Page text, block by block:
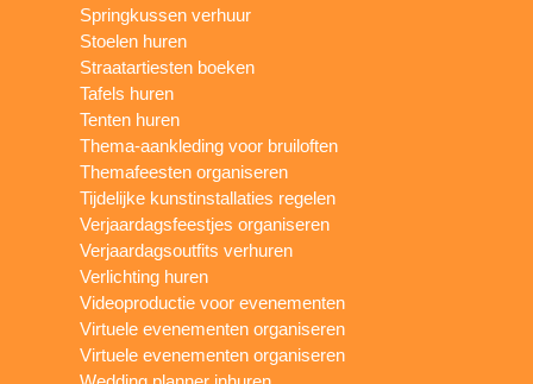
Springkussen verhuur
Stoelen huren
Straatartiesten boeken
Tafels huren
Tenten huren
Thema-aankleding voor bruiloften
Themafeesten organiseren
Tijdelijke kunstinstallaties regelen
Verjaardagsfeestjes organiseren
Verjaardagsoutfits verhuren
Verlichting huren
Videoproductie voor evenementen
Virtuele evenementen organiseren
Virtuele evenementen organiseren